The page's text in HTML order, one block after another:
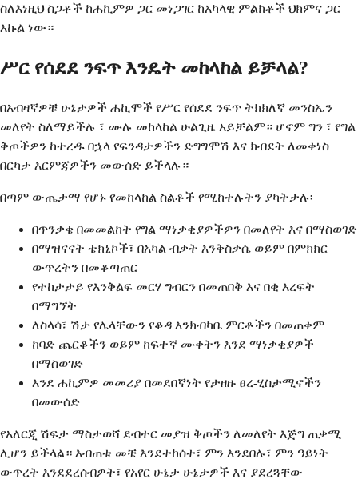
ስለእነዚህ ስጋቶች ከሐኪምዎ ጋር መነጋገር ከአካላዊ ምልክቶች ህክምና ጋር
እኩል ነው።
ሥር የሰደደ ንፍጥ እንዴት መከላከል ይቻላል?
በአብዛኛዎቹ ሁኔታዎች ሐኪሞች የሥር የሰደደ ንፍጥ ትክክለኛ መንስኤን
መለየት ስለማይችሉ ፣ ሙሉ መከላከል ሁልጊዜ አይቻልም። ሆኖም ግን ፣ የግል
ቅጦችዎን ከተረዱ በኋላ የፍንዳታዎችን ድግግሞሽ እና ክብደት ለመቀነስ
በርካታ እርምጃዎችን መውሰድ ይችላሉ።
በጣም ውጤታማ የሆኑ የመከላከል ስልቶች የሚከተሉትን ያካትታሉ፡
በጥንቃቄ በመመልከት የግል ማነቃቂያዎችዎን በመለየት እና በማስወገድ
በማዝናናት ቴክኒኮች፣ በአካል ብቃት እንቅስቃሴ ወይም በምክክር
ውጥረትን በመቆጣጠር
የተከታታይ የእንቅልፍ መርሃ ግብርን በመጠበቅ እና በቂ እረፍት
በማግኘት
ለስላሳ፣ ሽታ የሌላቸውን የቆዳ እንክብካቤ ምርቶችን በመጠቀም
ከባድ ጨርቆችን ወይም ከፍተኛ ሙቀትን እንደ ማነቃቂያዎች
በማስወገድ
እንደ ሐኪምዎ መመሪያ በመደበኛነት የታዘዙ ፀረ-ሂስታሚኖችን
በመውሰድ
የአለርጂ ሽፍታ ማስታወሻ ደብተር መያዝ ቅጦችን ለመለየት እጅግ ጠቃሚ
ሊሆን ይችላል። እብጠቱ መቼ እንደተከሰተ፣ ምን እንደበሉ፣ ምን ዓይነት
ውጥረት እንደደረሰብዎት፣ የአየር ሁኔታ ሁኔታዎች እና ያደረጓቸው